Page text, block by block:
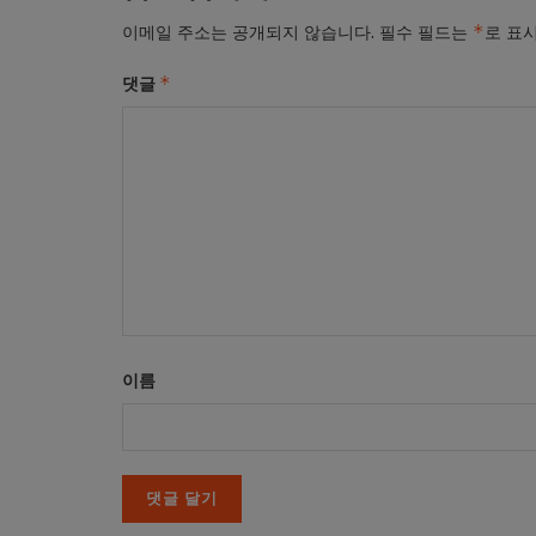
이메일 주소는 공개되지 않습니다. 필수 필드는 *로 표
댓글 *
이름